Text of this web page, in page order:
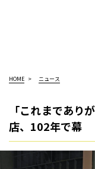
HOME ニュース
「これまであり
店、102年で幕